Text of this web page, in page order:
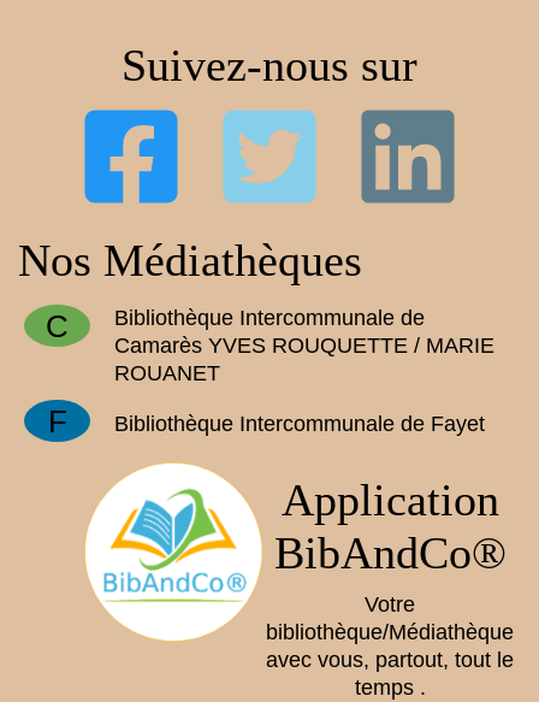
Suivez-nous sur
Nos Médiathèques
C
Bibliothèque Intercommunale de
Camarès YVES ROUQUETTE / MARIE
ROUANET
F Bibliothèque Intercommunale de Fayet
Application
BibAndCo®
Votre
bibliothèque/Médiathèque
avec vous, partout, tout le
temps .